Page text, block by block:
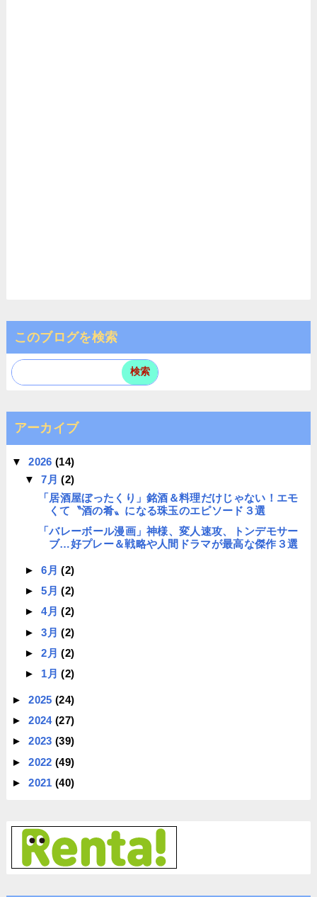
このブログを検索
アーカイブ
▼2026(14)
▼7月(2)
「居酒屋ぼったくり」銘酒＆料理だけじゃない！エモ
くて〝酒の肴〟になる珠玉のエピソード３選
「バレーボール漫画」神様、変人速攻、トンデモサー
ブ…好プレー＆戦略や人間ドラマが最高な傑作３選
►6月(2)
►5月(2)
►4月(2)
►3月(2)
►2月(2)
► 1月(2)
►2025(24)
►2024(27)
►2023(39)
►2022(49)
►2021(40)